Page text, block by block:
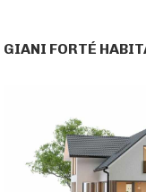
GIANI FORTÉ